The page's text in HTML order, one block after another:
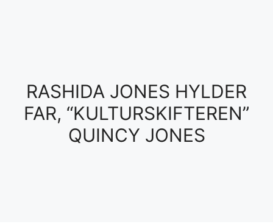
RASHIDA JONES HYLDER
FAR, “KULTURSKIFTEREN”
QUINCY JONES